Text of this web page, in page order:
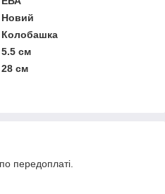
Новий
Колобашка
5.5 см
28 см
передоплаті.